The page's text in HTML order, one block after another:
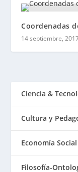
Coordenadas
14 septiembre,
Ciencia &
Cultura y
Economía Social
Filosofía-